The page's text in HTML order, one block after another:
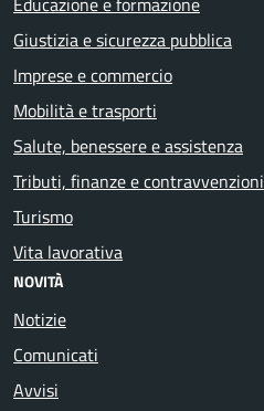
Giustizia e sicurezza pubblica
Imprese e commercio
Mobilità e trasporti
Salute, benessere e assistenza
Tributi, finanze e contravvenzioni
Turismo
Vita lavorativa
NOVITÀ
Notizie
Comunicati
Avvisi